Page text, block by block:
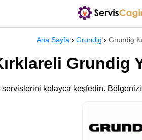
Ana Sayfa › Grundig › Grundig
Grundig
kolayca keşfedin.